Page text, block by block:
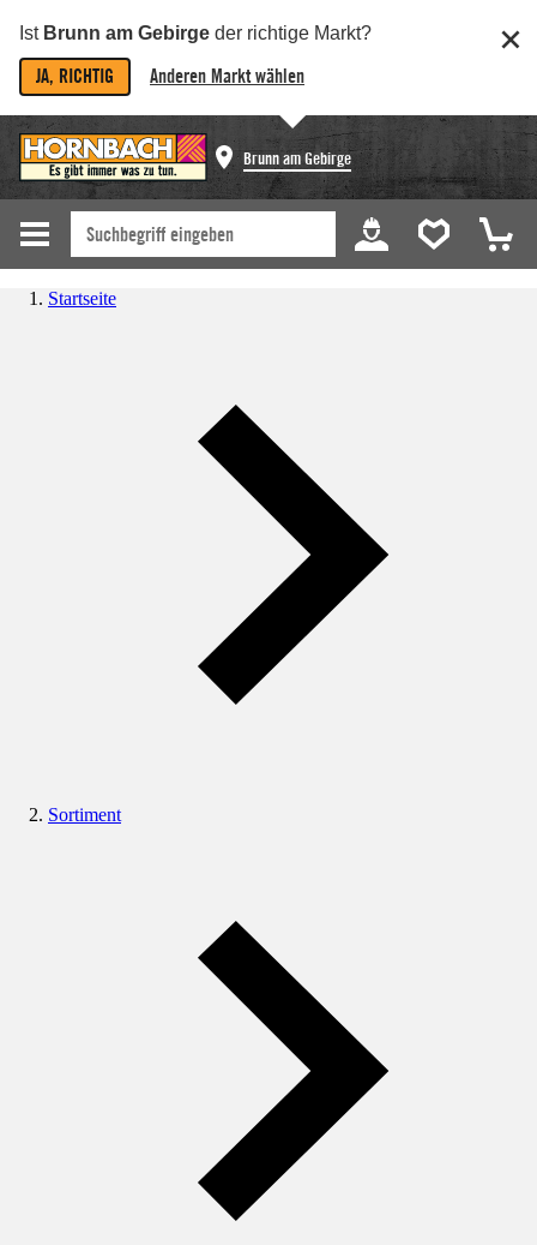
Ist Brunn am Gebirge der richtige Markt?
JA, RICHTIG Anderen Markt wählen
Brunn am Gebirge
Startseite
Sortiment